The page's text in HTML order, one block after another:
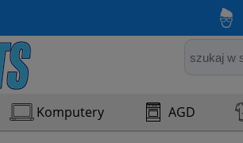
Komputery AGD